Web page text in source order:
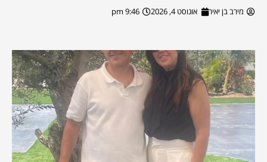
מירב בן יאיר אוגוסט 4, 2026 9:46 pm